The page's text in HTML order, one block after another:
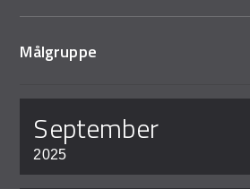
Målgruppe
september
2025